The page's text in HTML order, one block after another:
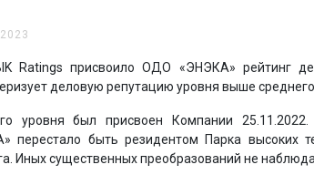
Ratings присвоило ОДО «ЭНЭКА» рейтинг
деловую репутацию уровня выше среднего.
уровня был присвоен Компании
перестало быть резидентом Парка высоких
Иных существенных преобразований не